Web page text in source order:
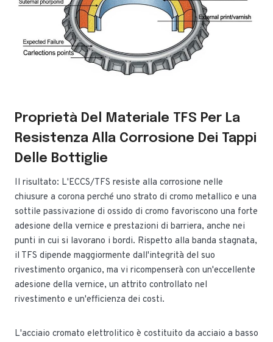
Proprietà Del Materiale TFS Per La
Resistenza Alla Corrosione Dei Tappi
Delle Bottiglie
Il risultato: L'ECCS/TFS resiste alla corrosione nelle
chiusure a corona perché uno strato di cromo metallico e una
sottile passivazione di ossido di cromo favoriscono una forte
adesione della vernice e prestazioni di barriera, anche nei
punti in cui si lavorano i bordi. Rispetto alla banda stagnata,
il TFS dipende maggiormente dall'integrità del suo
rivestimento organico, ma vi ricompenserà con un'eccellente
adesione della vernice, un attrito controllato nel
rivestimento e un'efficienza dei costi.
L'acciaio cromato elettrolitico è costituito da acciaio a basso